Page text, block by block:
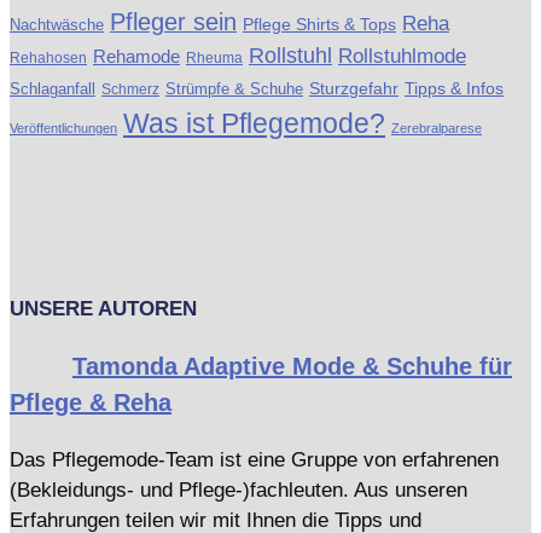
Nachtwäsche Pfleger sein Pflege Shirts & Tops Reha
Rehahosen Rehamode Rheuma Rollstuhl Rollstuhlmode
Schlaganfall Schmerz Strümpfe & Schuhe Sturzgefahr Tipps & Infos
Veröffentlichungen Was ist Pflegemode? Zerebralparese
UNSERE AUTOREN
Tamonda Adaptive Mode & Schuhe für
Pflege & Reha
Das Pflegemode-Team ist eine Gruppe von erfahrenen
(Bekleidungs- und Pflege-)fachleuten. Aus unseren
Erfahrungen teilen wir mit Ihnen die Tipps und